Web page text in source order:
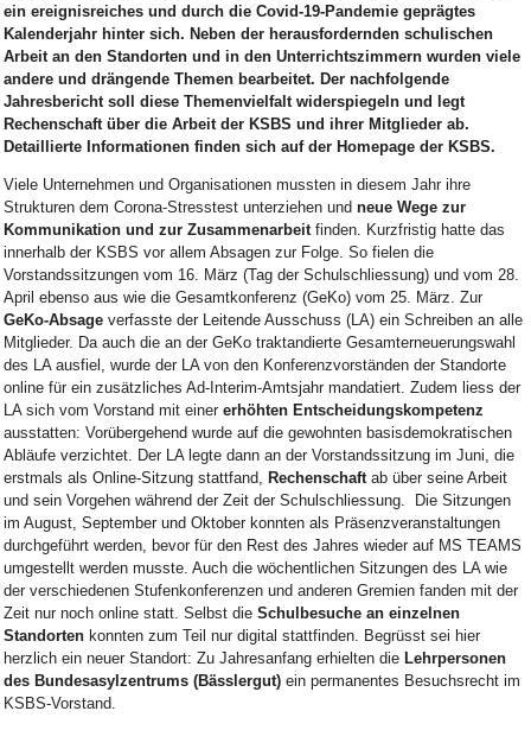
ein ereignisreiches und durch die Covid-19-Pandemie geprägtes
Kalenderjahr hinter sich. Neben der herausfordernden schulischen
Arbeit an den Standorten und in den Unterrichtszimmern wurden viele
andere und drängende Themen bearbeitet. Der nachfolgende
Jahresbericht soll diese Themenvielfalt widerspiegeln und legt
Rechenschaft über die Arbeit der KSBS und ihrer Mitglieder ab.
Detaillierte Informationen finden sich auf der Homepage der KSBS.
Viele Unternehmen und Organisationen mussten in diesem Jahr ihre
Strukturen dem Corona-Stresstest unterziehen und neue Wege zur
Kommunikation und zur Zusammenarbeitfinden. Kurzfristig hatte das
innerhalb der KSBS vor allem Absagen zur Folge. So fielen die
Vorstandssitzungen vom 16. März (Tag der Schulschliessung) und vom 28.
April ebenso aus wie die Gesamtkonferenz (GeKo) vom 25. März. Zur
GeKo-Absageverfasste der Leitende Ausschuss (LA) ein Schreiben an alle
Mitglieder. Da auch die an der GeKo traktandierte Gesamterneuerungswahl
des LA ausfiel, wurde der LA von den Konferenzvorständen der Standorte
online für ein zusätzliches Ad-Interim-Amtsjahr mandatiert. Zudem liess der
LA sich vom Vorstand mit einer erhöhten Entscheidungskompetenz
ausstatten: Vorübergehend wurde auf die gewohnten basisdemokratischen
Abläufe verzichtet. Der LA legte dann an der Vorstandssitzung im Juni, die
erstmals als Online-Sitzung stattfand,
Rechenschaftab über seine Arbeit
und sein Vorgehen während der Zeit der Schulschliessung. Die Sitzungen
im August, September und Oktober konnten als Präsenzveranstaltungen
durchgeführt werden, bevor für den Rest des Jahres wieder auf MS TEAMS
umgestellt werden musste. Auch die wöchentlichen Sitzungen des LA wie
der verschiedenen Stufenkonferenzen und anderen Gremien fanden mit der
Zeit nur noch online statt. Selbst die Schulbesuche an einzelnen
Standorten konnten zum Teil nur digital stattfinden. Begrüsst sei hier
herzlich ein neuer Standort: Zu Jahresanfang erhielten die Lehrpersonen
des Bundesasylzentrums (Bässlergut)ein permanentes Besuchsrecht im
KSBS-Vorstand.